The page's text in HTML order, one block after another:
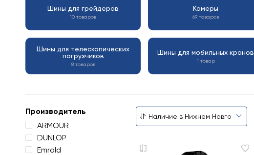
Шины для грейдеров
10 товаров
Камеры
69 товаров
Шины для телескопических
погрузчиков
8 товаров
Шины для мобильных кранов
1 товар
Производитель
ARMOUR
DUNLOP
Emrald